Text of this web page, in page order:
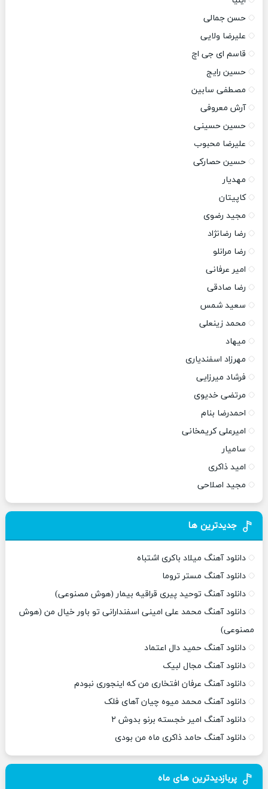
حسن جمالی
علیرضا ولایی
قاسم ای جی اچ
حسین رایج
مصطفی سابین
آرش معروفی
حسین حسینی
علیرضا محبوب
حسین حصارکی
مهدیار
کاپیتان
مجید رضوی
رضا رضانژاد
رضا مرانلو
امیر عرفانی
رضا صادقی
سعید شمس
محمد زینعلی
میهاد
مهرزاد اسفندیاری
فرشاد میرزایی
مرتضی خدیوی
احمدرضا بنام
امیرعلی کریمخانی
سامیار
امید ذاکری
مجید اصلاحی
جدیدترین ها
دانلود آهنگ میلاد باکری اشتباه
دانلود آهنگ مستر تروما
دانلود آهنگ توحید پیری قراقیه بیمار (هوش مصنوعی)
دانلود آهنگ محمد علی امینی اسفندارانی تو باور خیال من (هوش
مصنوعی)
دانلود آهنگ حمید دال اعتماد
دانلود آهنگ مجال لبیک
دانلود آهنگ عرفان افتخاری من که اینجوری نبودم
دانلود آهنگ محمد میوه چیان آهای فلک
دانلود آهنگ امیر خجسته برنو بدوش ۲
دانلود آهنگ حامد ذاکری ماه من بودی
پربازدیدترین های ماه